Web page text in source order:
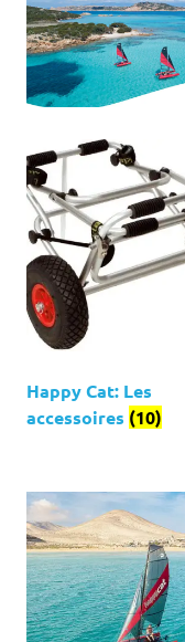
Happy Cat: Les
accessoires (10)